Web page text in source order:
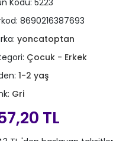
Kodu:5223
8690216387693
yoncatoptan
Çocuk - Erkek
1-2 yaş
Gri
TL